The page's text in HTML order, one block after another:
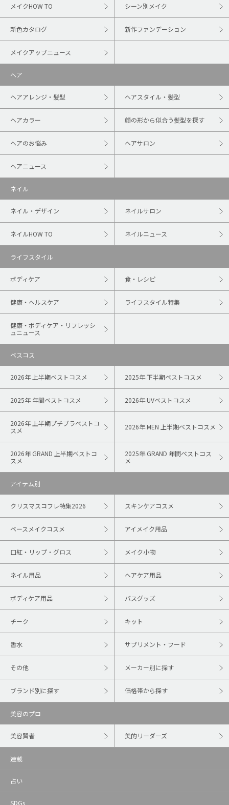
メイクHOW TO シーン別メイク
新色カタログ 新作ファンデーション
メイクアップニュース
ヘア
ヘアアレンジ・髪型 ヘアスタイル・髪型
ヘアカラー 顔の形から似合う髪型を探す
ヘアのお悩み ヘアサロン
ヘアニュース
ネイル
ネイル・デザイン ネイルサロン
ネイルHOW TO ネイルニュース
ライフスタイル
ボディケア 食・レシピ
健康・ヘルスケア ライフスタイル特集
健康・ボディケア・リフレッシ
ュニュース
ベスコス
2026年 上半期ベストコスメ 2025年 下半期ベストコスメ
2025年 年間ベストコスメ 2026年 UVベストコスメ
2026年 上半期プチプラベストコ
スメ
2026年 MEN 上半期ベストコスメ
2026年 GRAND 上半期ベストコ
スメ
2025年 GRAND 年間ベストコス
メ
アイテム別
クリスマスコフレ特集2026 スキンケアコスメ
ベースメイクコスメ アイメイク用品
口紅・リップ・グロス メイク小物
ネイル用品 ヘアケア用品
ボディケア用品 バスグッズ
チーク キット
香水 サプリメント・フード
その他 メーカー別に探す
ブランド別に探す 価格帯から探す
美容のプロ
美容賢者 美的リーダーズ
連載
占い
SDGs